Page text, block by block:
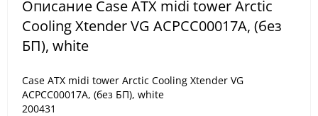
Описание Case ATX midi tower Arctic
Cooling Xtender VG ACPCC00017A, (без
БП), white
Case ATX midi tower Arctic Cooling Xtender VG
ACPCC00017A, (без БП), white
200431